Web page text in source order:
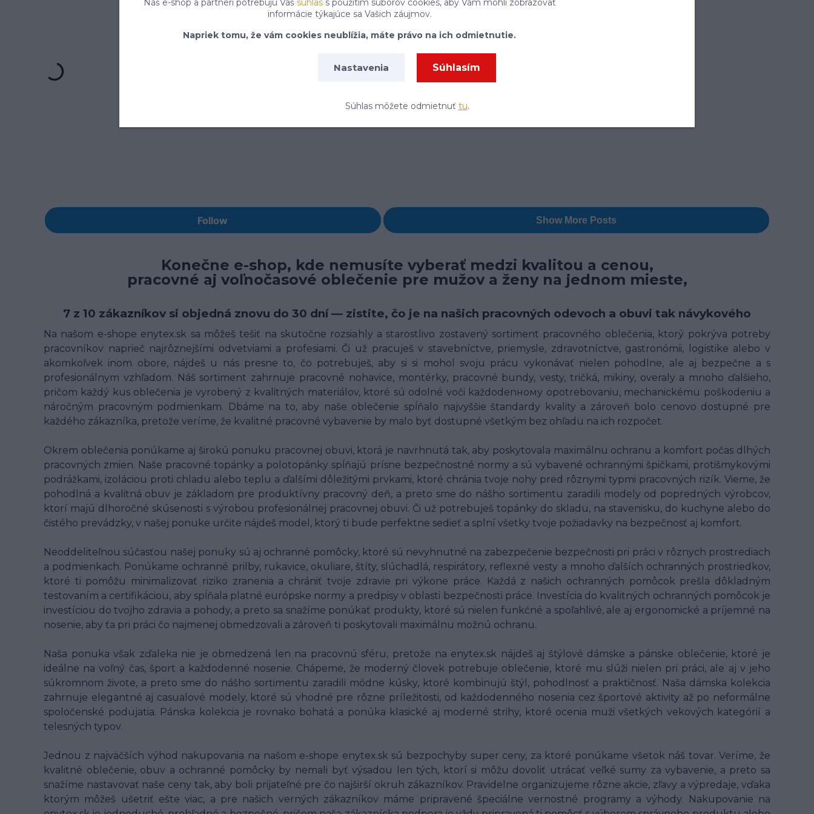
Konečne e-shop, kde nemusíte vyberať medzi kvalitou a cenou,
pracovné aj voľnočasové oblečenie pre mužov a ženy na jednom mieste,
7 z 10 zákazníkov si objedná znovu do 30 dní — zistite, čo je na našich pracovných odevoch a obuvi tak návykového
Na našom e-shope enytex.sk sa môžeš tešiť na skutočne rozsiahly a starostlivo zostavený sortiment pracovného oblečenia, ktorý pokrýva potreby
pracovníkov naprieč najrôznejšími odvetviami a profesiami. Či už pracuješ v stavebníctve, priemysle, zdravotníctve, gastronómii, logistike alebo v
akomkoľvek inom obore, nájdeš u nás presne to, čo potrebuješ, aby si si mohol svoju prácu vykonávať nielen pohodlne, ale aj bezpečne a s
profesionálnym vzhľadom. Náš sortiment zahrnuje pracovné nohavice, montérky, pracovné bundy, vesty, tričká, mikiny, overaly a mnoho ďalšieho,
pričom každý kus oblečenia je vyrobený z kvalitných materiálov, ktoré sú odolné voči každodenному opotrebovaniu, mechanickému poškodeniu a
náročným pracovným podmienkam. Dbáme na to, aby naše oblečenie spĺňalo najvyššie štandardy kvality a zároveň bolo cenovo dostupné pre
každého zákazníka, pretože veríme, že kvalitné pracovné vybavenie by malo byť dostupné všetkým bez ohľadu na ich rozpočet.
Okrem oblečenia ponúkame aj širokú ponuku pracovnej obuvi, ktorá je navrhnutá tak, aby poskytovala maximálnu ochranu a komfort počas dlhých
pracovných zmien. Naše pracovné topánky a polotopánky spĺňajú prísne bezpečnostné normy a sú vybavené ochrannými špičkami, protišmykovými
podrážkami, izoláciou proti chladu alebo teplu a ďalšími dôležitými prvkami, ktoré chránia tvoje nohy pred rôznymi typmi pracovných rizík. Vieme, že
pohodlná a kvalitná obuv je základom pre produktívny pracovný deň, a preto sme do nášho sortimentu zaradili modely od popredných výrobcov,
ktorí majú dlhoročné skúsenosti s výrobou profesionálnej pracovnej obuvi. Či už potrebuješ topánky do skladu, na stavenisku, do kuchyne alebo do
čistého prevádzky, v našej ponuke určite nájdeš model, ktorý ti bude perfektne sedieť a splní všetky tvoje požiadavky na bezpečnosť aj komfort.
Neoddeliteľnou súčasťou našej ponuky sú aj ochranné pomôcky, ktoré sú nevyhnutné na zabezpečenie bezpečnosti pri práci v rôznych prostrediach
a podmienkach. Ponúkame ochranné prilby, rukavice, okuliare, štíty, slúchadlá, respirátory, reflexné vesty a mnoho ďalších ochranných prostriedkov,
ktoré ti pomôžu minimalizovať riziko zranenia a chrániť tvoje zdravie pri výkone práce. Každá z našich ochranných pomôcok prešla dôkladným
testovaním a certifikáciou, aby spĺňala platné európske normy a predpisy v oblasti bezpečnosti práce. Investícia do kvalitných ochranných pomôcok je
investíciou do tvojho zdravia a pohody, a preto sa snažíme ponúkať produkty, ktoré sú nielen funkčné a spoľahlivé, ale aj ergonomické a príjemné na
nosenie, aby ťa pri práci čo najmenej obmedzovali a zároveň ti poskytovali maximálnu možnú ochranu.
Naša ponuka však zďaleka nie je obmedzená len na pracovnú sféru, pretože na enytex.sk nájdeš aj štýlové dámske a pánske oblečenie, ktoré je
ideálne na voľný čas, šport a každodenné nosenie. Chápeme, že moderný človek potrebuje oblečenie, ktoré mu slúži nielen pri práci, ale aj v jeho
súkromnom živote, a preto sme do nášho sortimentu zaradili módne kúsky, ktoré kombinujú štýl, pohodlnosť a praktičnosť. Naša dámska kolekcia
zahrnuje elegantné aj casualové modely, ktoré sú vhodné pre rôzne príležitosti, od každodenného nosenia cez športové aktivity až po neformálne
spoločenské podujatia. Pánska kolekcia je rovnako bohatá a ponúka klasické aj moderné strihy, ktoré ocenia muži všetkých vekových kategórií a
telesných typov.
Jednou z najväčších výhod nakupovania na našom e-shope enytex.sk sú bezpochyby super ceny, za ktoré ponúkame všetok náš tovar. Veríme, že
kvalitné oblečenie, obuv a ochranné pomôcky by nemali byť výsadou len tých, ktorí si môžu dovoliť utrácať veľké sumy za vybavenie, a preto sa
snažíme nastavovať naše ceny tak, aby boli prijateľné pre čo najširší okruh zákazníkov. Pravidelne organizujeme rôzne akcie, zľavy a výpredaje, vďaka
ktorým môžeš ušetriť ešte viac, a pre našich verných zákazníkov máme pripravené špeciálne vernostné programy a výhody. Nakupovanie na
informácie týkajúce sa Vašich záujmov.
Napriek tomu, že vám cookies neublížia, máte právo na ich odmietnutie.
Nastavenia Súhlasím
Súhlas môžete odmietnuť tu.